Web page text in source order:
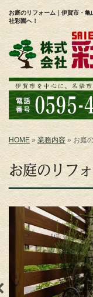
お庭のリフォーム｜伊賀市・
社彩園へ！
HOME » 業務内容 » お庭
お庭のリフ